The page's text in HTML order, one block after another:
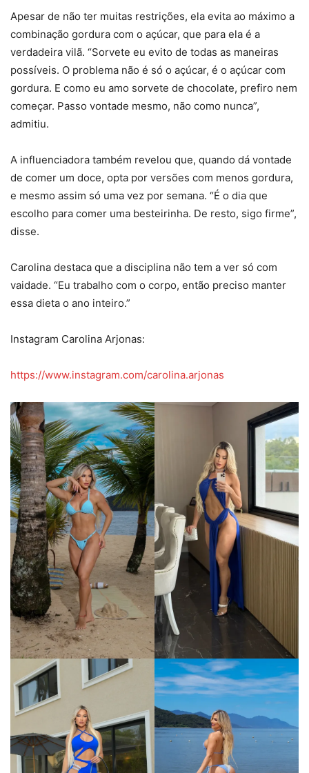
Apesar de não ter muitas restrições, ela evita ao máximo a
combinação gordura com o açúcar, que para ela é a
verdadeira vilã. “Sorvete eu evito de todas as maneiras
possíveis. O problema não é só o açúcar, é o açúcar com
gordura. E como eu amo sorvete de chocolate, prefiro nem
começar. Passo vontade mesmo, não como nunca”,
admitiu.
A influenciadora também revelou que, quando dá vontade
de comer um doce, opta por versões com menos gordura,
e mesmo assim só uma vez por semana. “É o dia que
escolho para comer uma besteirinha. De resto, sigo firme”,
disse.
Carolina destaca que a disciplina não tem a ver só com
vaidade. “Eu trabalho com o corpo, então preciso manter
essa dieta o ano inteiro.”
Instagram Carolina Arjonas:
https://www.instagram.com/carolina.arjonas